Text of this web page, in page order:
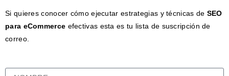
Si quieres conocer cómo ejecutar estrategias y técnicas de SEO
para eCommerce efectivas esta es tu lista de suscripción de
correo.